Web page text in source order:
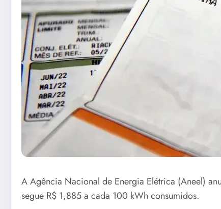
A Agência Nacional de Energia Elétrica (Aneel)
segue R$ 1,885 a cada 100 kWh consumidos.